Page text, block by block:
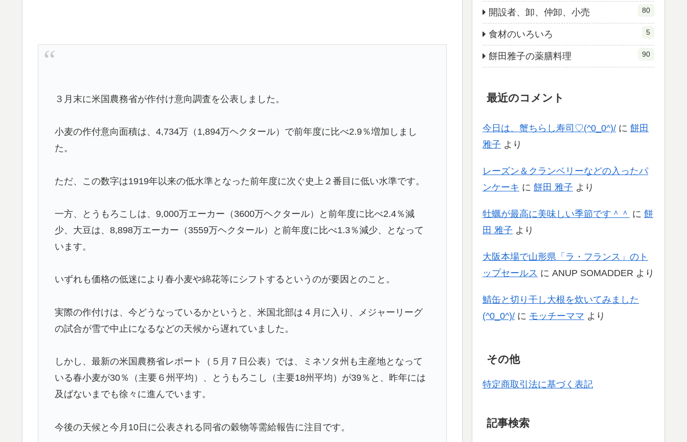
３月末に米国農務省が作付け意向調査を公表しました。
小麦の作付意向面積は、4,734万（1,894万ヘクタール）で前年度に比べ2.9％増加しまし
た。
ただ、この数字は1919年以来の低水準となった前年度に次ぐ史上２番目に低い水準です。
一方、とうもろこしは、9,000万エーカー（3600万ヘクタール）と前年度に比べ2.4％減
少、大豆は、8,898万エーカー（3559万ヘクタール）と前年度に比べ1.3％減少、となって
います。
いずれも価格の低迷により春小麦や綿花等にシフトするというのが要因とのこと。
実際の作付けは、今どうなっているかというと、米国北部は４月に入り、メジャーリーグ
の試合が雪で中止になるなどの天候から遅れていました。
しかし、最新の米国農務省レポート（５月７日公表）では、ミネソタ州も主産地となって
いる春小麦が30％（主要６州平均）、とうもろこし（主要18州平均）が39％と、昨年には
及ばないまでも徐々に進んでいます。
今後の天候と今月10日に公表される同省の穀物等需給報告に注目です。
開設者、卸、仲卸、小売 80
食材のいろいろ 5
餅田雅子の薬膳料理 90
最近のコメント
今日は、蟹ちらし寿司♡(^0_0^)/ に 餅田
雅子 より
レーズン＆クランベリーなどの入ったパ
ンケーキ に 餅田 雅子 より
牡蠣が最高に美味しい季節です＾＾ に 餅
田 雅子 より
大阪本場で山形県「ラ・フランス」のト
ップセールス に ANUP SOMADDER より
鯖缶と切り干し大根を炊いてみました
(^0_0^)/ に モッチーママ より
その他
特定商取引法に基づく表記
記事検索